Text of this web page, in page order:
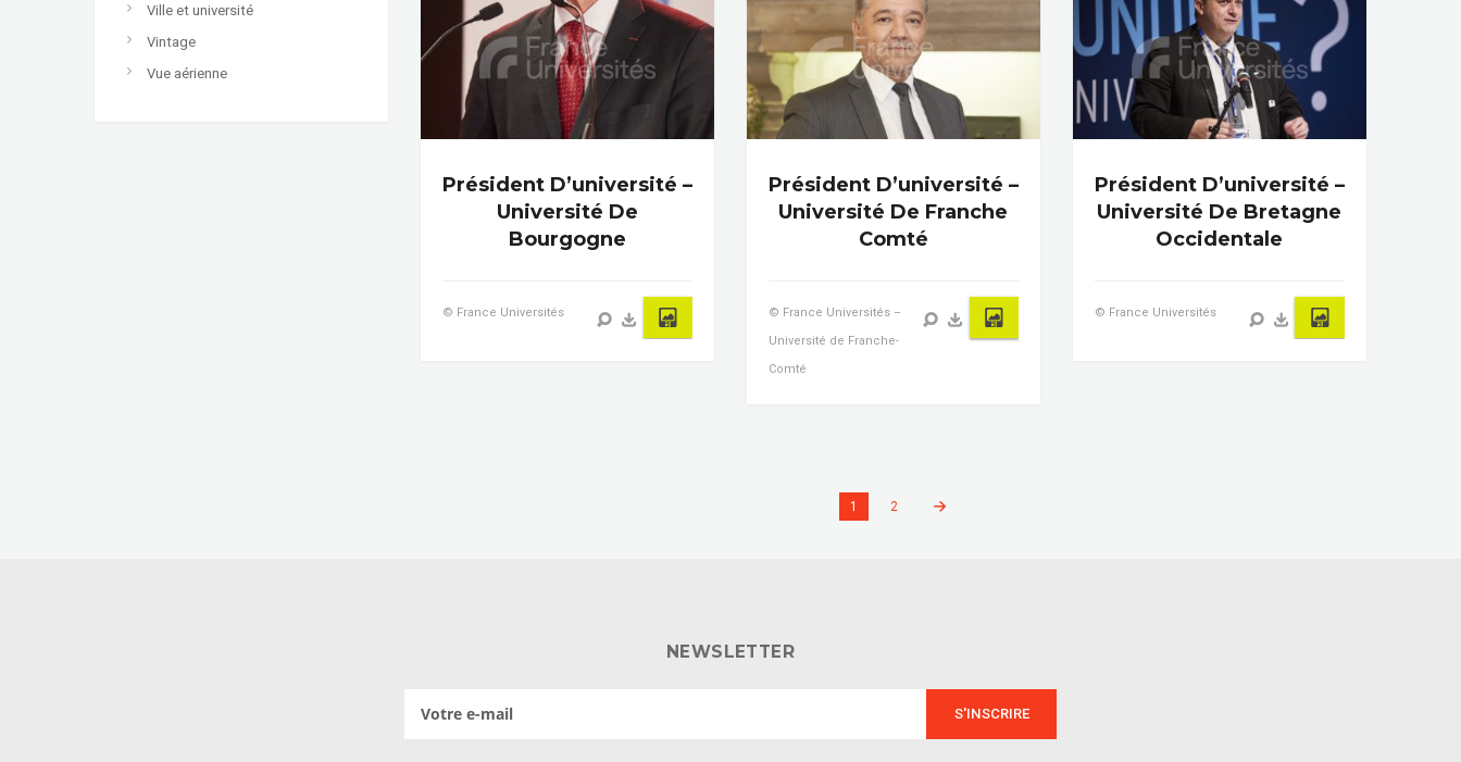
Ville et université
Vintage
Vue aérienne
Président D’université –
Université De
Bourgogne
© France Universités
Président D’université –
Université De Franche
Comté
© France Universités –
Université de Franche-
Comté
Président D’université –
Université De Bretagne
Occidentale
© France Universités
1 2
NEWSLETTER